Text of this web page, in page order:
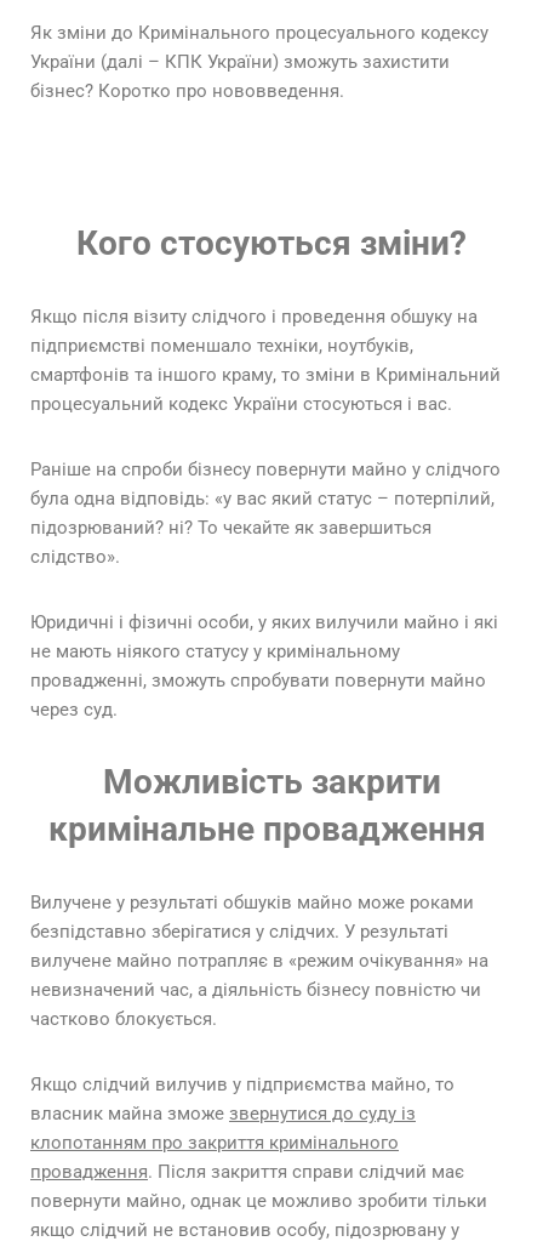
Як зміни до Кримінального процесуального кодексу
України (далі – КПК України) зможуть захистити
бізнес? Коротко про нововведення.
Кого стосуються зміни?
Якщо після візиту слідчого і проведення обшуку на
підприємстві поменшало техніки, ноутбуків,
смартфонів та іншого краму, то зміни в Кримінальний
процесуальний кодекс України стосуються і вас.
Раніше на спроби бізнесу повернути майно у слідчого
була одна відповідь: «у вас який статус – потерпілий,
підозрюваний? ні? То чекайте як завершиться
слідство».
Юридичні і фізичні особи, у яких вилучили майно і які
не мають ніякого статусу у кримінальному
провадженні, зможуть спробувати повернути майно
через суд.
Можливість закрити
кримінальне провадження
Вилучене у результаті обшуків майно може роками
безпідставно зберігатися у слідчих. У результаті
вилучене майно потрапляє в «режим очікування» на
невизначений час, а діяльність бізнесу повністю чи
частково блокується.
Якщо слідчий вилучив у підприємства майно, то
власник майна зможе звернутися до суду із
клопотанням про закриття кримінального
провадження. Після закриття справи слідчий має
повернути майно, однак це можливо зробити тільки
якщо слідчий не встановив особу, підозрювану у